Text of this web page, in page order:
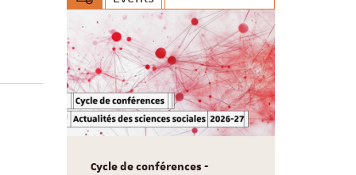
Cycle de conférences -